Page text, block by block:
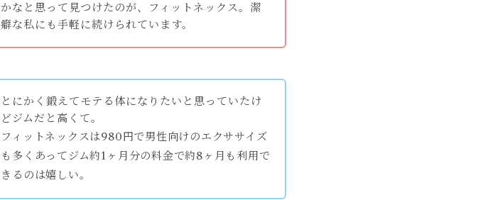
かなと思って見つけたのが、フィットネックス。潔
癖な私にも手軽に続けられています。
とにかく鍛えてモテる体になりたいと思っていたけ
どジムだと高くて。
フィットネックスは980円で男性向けのエクササイズ
も多くあってジム約1ヶ月分の料金で約8ヶ月も利用で
きるのは嬉しい。